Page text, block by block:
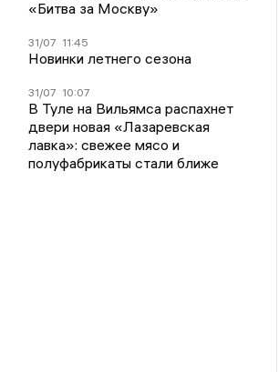
«Битва за Москву»
31/07 11:45
Новинки летнего сезона
31/07 10:07
В Туле на Вильямса распахнет
двери новая «Лазаревская
лавка»: свежее мясо и
полуфабрикаты стали ближе